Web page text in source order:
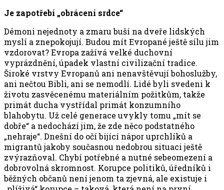
Je zapotřebí „obrácení srdce“
Démoni nejednoty a zmaru buší na dveře lidských
myslí a znepokojují. Budou mít Evropané ještě sílu jim
vzdorovat? Evropa zažívá velké duchovní
vyprázdnění, úpadek vlastní civilizační tradice.
Široké vrstvy Evropanů ani nenavštěvují bohoslužby,
ani nečtou Bibli, ani se nemodlí. Lidé byli svedeni k
životu zasvěcenému materiálním požitkům, takže
primát ducha vystřídal primát konzumního
blahobytu. Už celé generace uvykly tomu „mít se
dobře“ a nedochází jim, že zde něco podstatného
„nehraje“. Dnešní do očí bijící nápor uprchlíků a
migrantů jakoby současnou nedobrou situaci ještě
zvýrazňoval. Chybí potřebné a nutné sebeomezení a
dobrovolná skromnost. Korupce politiků, úředníků i
běžných občanů není jenom ta zjevná, ale existuje i